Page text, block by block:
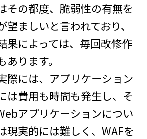
その都度、脆弱性の有無を
ましいと言われており、
果によっては、毎回改修作
ります。
際には、アプリケーション
は費用も時間も発生し、そ
アプリケーションについ
現実的には難しく、WAFを